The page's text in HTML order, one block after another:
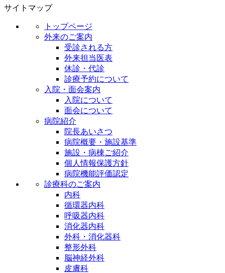
サイトマップ
トップページ
外来のご案内
受診される方
外来担当医表
休診・代診
診療予約について
入院・面会案内
入院について
面会について
病院紹介
院長あいさつ
病院概要・施設基準
施設・病棟ご紹介
個人情報保護方針
病院機能評価認定
診療科のご案内
内科
循環器内科
呼吸器内科
消化器内科
外科・消化器科
整形外科
脳神経外科
皮膚科